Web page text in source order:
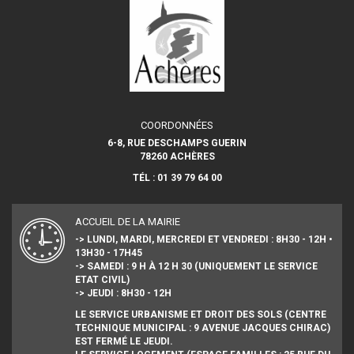
COORDONNÉES
6-8, RUE DESCHAMPS GUERIN
78260 ACHÈRES
TÉL : 01 39 79 64 00
ACCUEIL DE LA MAIRIE
-> LUNDI, MARDI, MERCREDI ET VENDREDI : 8H30 - 12H •
13H30 - 17H45
-> SAMEDI : 9 H À 12 H 30 (UNIQUEMENT LE SERVICE
ETAT CIVIL)
-> JEUDI : 8H30 - 12H
LE SERVICE URBANISME ET DROIT DES SOLS (CENTRE
TECHNIQUE MUNICIPAL : 9 AVENUE JACQUES CHIRAC)
EST FERMÉ LE JEUDI.